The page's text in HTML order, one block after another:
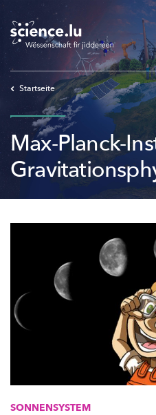
Skip
to
main
content
Startseite
Max-Planck-
SONNENSYSTEM